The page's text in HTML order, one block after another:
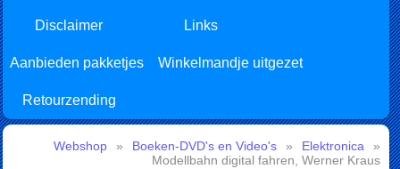
Disclaimer Links
Aanbieden pakketjes Winkelmandje uitgezet
Retourzending
Webshop » Boeken-DVD's en Video's » Elektronica
»
Modellbahn digital fahren, Werner Kraus